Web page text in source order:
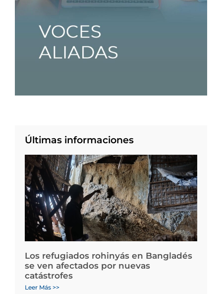
Últimas informaciones
Los refugiados rohinyás en Bangladés
se ven afectados por nuevas
catástrofes
Leer Más >>